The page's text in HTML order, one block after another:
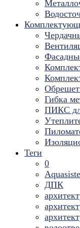
Гибка
ПИКС
Теги
0
ДПК